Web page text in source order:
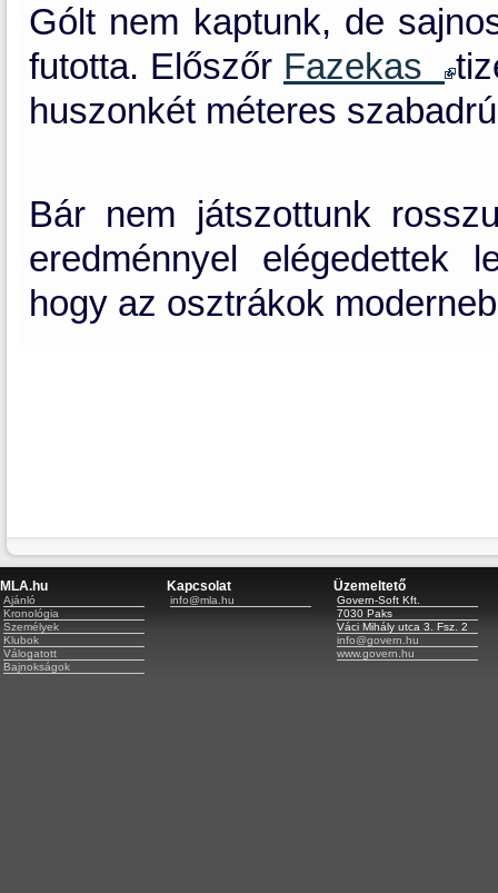
Gólt nem kaptunk, de
futotta. Előszőr Fazekas
huszonkét méteres
Bár nem játszottunk
eredménnyel elégedettek
hogy az osztrákok
MLA.hu
Ajánló
Kronológia
Személyek
Klubok
Válogatott
Bajnokságok
Kapcsolat
info@mla.hu
Üzemeltető
Govern-Soft Kft.
7030 Paks
Váci Mihály utca 3. Fsz. 2
info@govern.hu
www.govern.hu